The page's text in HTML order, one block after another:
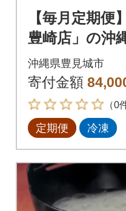
【毎月定期便
豊崎店」の沖
め合わせ4食セ
6回
沖縄県豊見城市
寄付金額
（0
定期便 冷凍